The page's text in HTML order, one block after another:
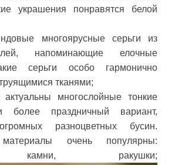
украшения понравятся белой
многоярусные серьги из
напоминающие елочные
серьги особо гармонично
тканями;
многослойные тонкие
более праздничный вариант,
разноцветных бусин.
очень популярны:
камни, ракушки;